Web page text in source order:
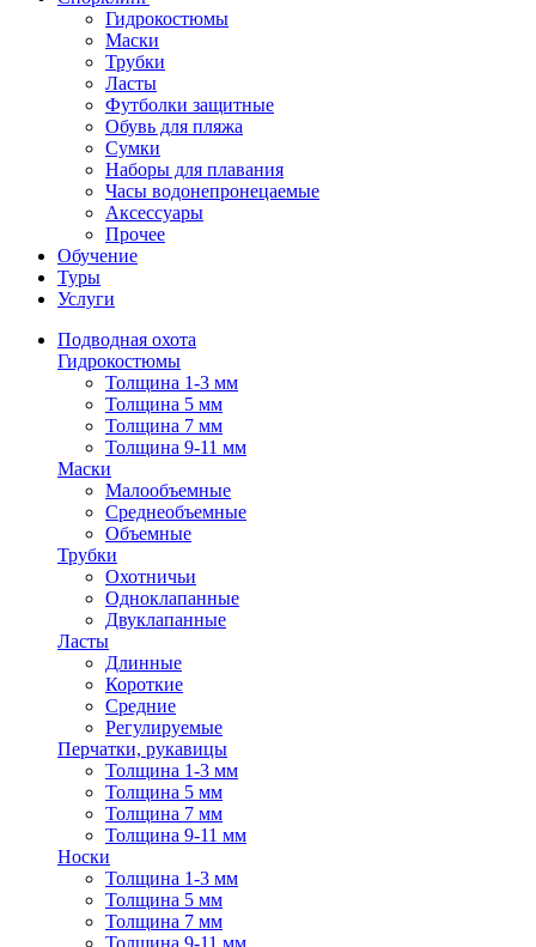
Гидрокостюмы
Маски
Трубки
Ласты
Футболки защитные
Обувь для пляжа
Сумки
Наборы для плавания
Часы водонепронецаемые
Аксессуары
Прочее
Обучение
Туры
Услуги
Подводная охота
Гидрокостюмы
Толщина 1-3 мм
Толщина 5 мм
Толщина 7 мм
Толщина 9-11 мм
Маски
Малообъемные
Среднеобъемные
Объемные
Трубки
Охотничьи
Одноклапанные
Двуклапанные
Ласты
Длинные
Короткие
Средние
Регулируемые
Перчатки, рукавицы
Толщина 1-3 мм
Толщина 5 мм
Толщина 7 мм
Толщина 9-11 мм
Носки
Толщина 1-3 мм
Толщина 5 мм
Толщина 7 мм
Толщина 9-11 мм